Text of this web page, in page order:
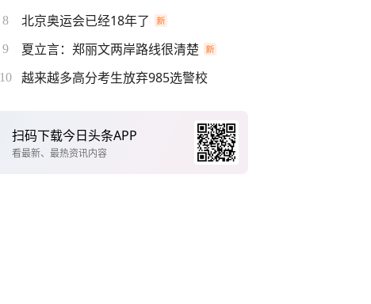
8 北京奥运会已经18年了
9 夏立言：郑丽文两岸路线很清楚
10 越来越多高分考生放弃985选警校
扫码下载今日头条APP
看最新、最热资讯内容